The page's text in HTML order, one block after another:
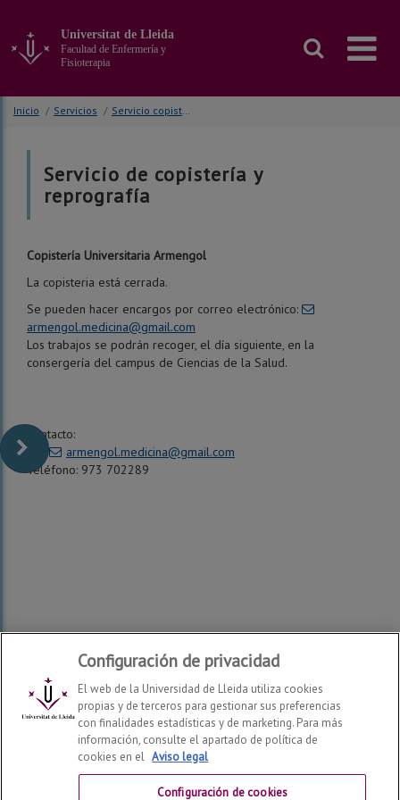
contenido
principal
la
página
Universitat de Lleida
Facultad de Enfermería y
Fisioterapia
Inicio / Servicios / Servicio copistería y reprografía
Servicio de copistería y
reprografía
Copistería Universitaria Armengol
La copisteria está cerrada.
Se pueden hacer encargos por correo electrónico:
armengol.medicina@gmail.com
Los trabajos se podrán recoger, el día siguiente, en la
consergería del campus de Ciencias de la Salud.
Contacto:
c/e:
armengol.medicina@gmail.com
Teléfono: 973 702289
Facultad de Enfermería y Fisioterapia
Configuración de privacidad
El web de la Universidad de Lleida utiliza cookies
propias y de terceros para gestionar sus preferencias
con finalidades estadísticas y de marketing. Para más
información, consulte el apartado de política de
cookies en el Aviso legal
Configuración de cookies